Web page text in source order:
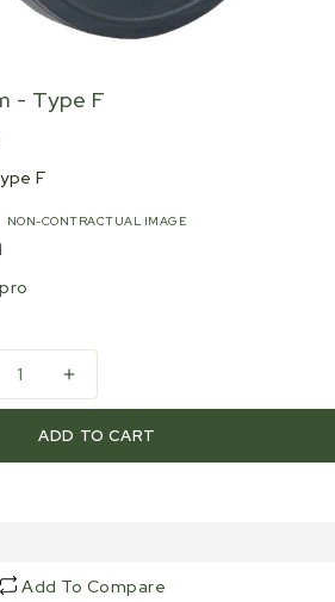
- Type F
F
NON-CONTRACTUAL IMAGE
Increase
quantity
for
F
ADD TO CART
Add To Compare